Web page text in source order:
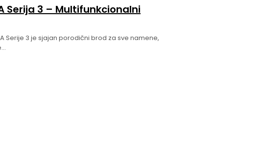
Serija 3 – Multifunkcionalni
Serije 3 je sjajan porodični brod za sve namene,